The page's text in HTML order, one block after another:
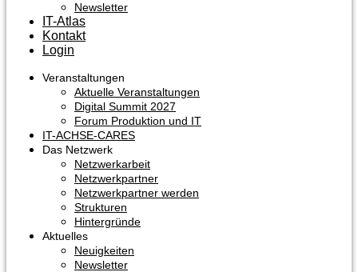
Newsletter
IT-Atlas
Kontakt
Login
Veranstaltungen
Aktuelle Veranstaltungen
Digital Summit 2027
Forum Produktion und IT
IT-ACHSE-CARES
Das Netzwerk
Netzwerkarbeit
Netzwerkpartner
Netzwerkpartner werden
Strukturen
Hintergründe
Aktuelles
Neuigkeiten
Newsletter